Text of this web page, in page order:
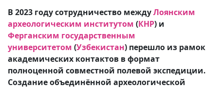
В 2023 году сотрудничество междуЛоянским
археологическим институтом (КНР) и
Ферганским государственным
университетом (Узбекистан) перешло из рамок
академических контактов в формат
полноценной совместной полевой экспедиции.
Создание объединённой археологической